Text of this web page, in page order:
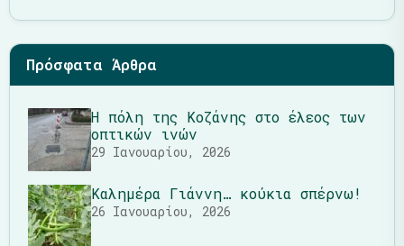
Πρόσφατα Άρθρα
Η πόλη της Κοζάνης στο έλεος των
οπτικών ινών
29 Ιανουαρίου, 2026
Καλημέρα Γιάννη… κούκια σπέρνω!
26 Ιανουαρίου, 2026